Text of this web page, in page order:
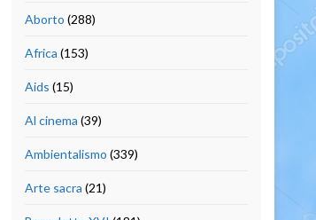
Aborto (288)
Africa (153)
Aids (15)
Al cinema (39)
Ambientalismo (339)
Arte sacra (21)